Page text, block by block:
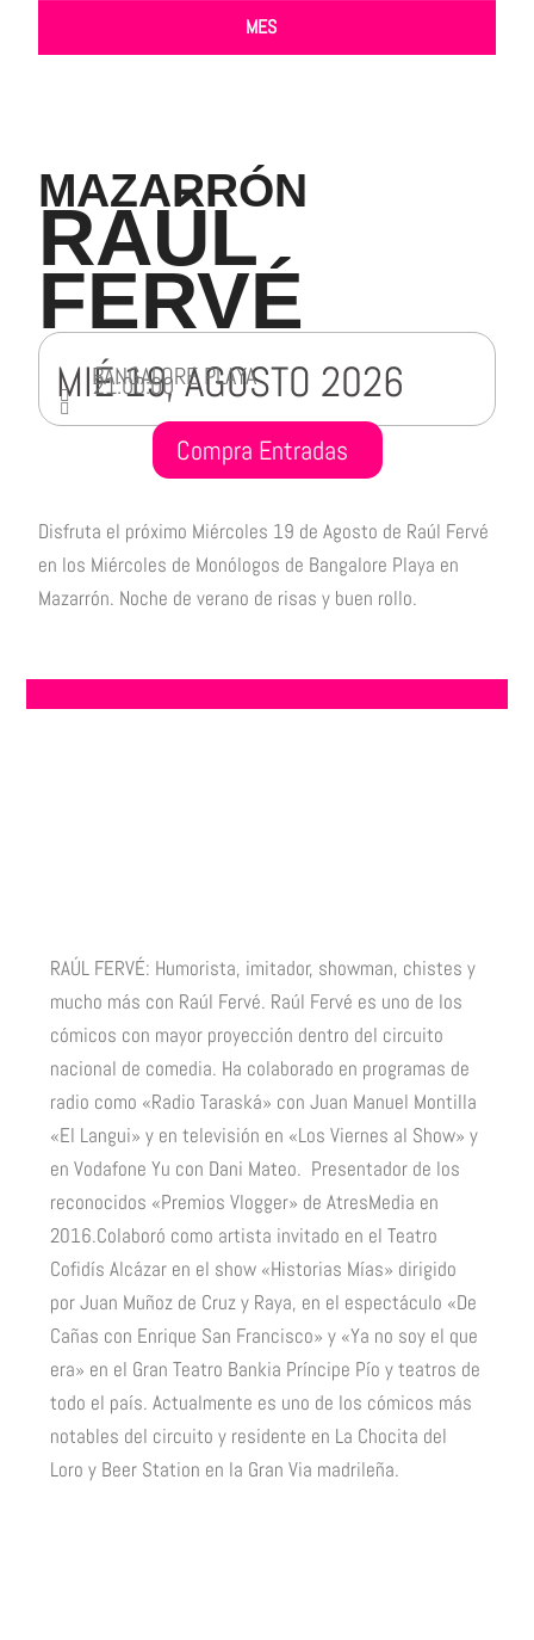
MES
MAZARRÓN
RAÚL
FERVÉ
MIÉ 19, AGOSTO 2026
21:00:00
BANGALORE PLAYA
Compra Entradas
Disfruta el próximo Miércoles 19 de Agosto de Raúl Fervé
en los Miércoles de Monólogos de Bangalore Playa en
Mazarrón. Noche de verano de risas y buen rollo.
RAÚL FERVÉ: Humorista, imitador, showman, chistes y
mucho más con Raúl Fervé. Raúl Fervé es uno de los
cómicos con mayor proyección dentro del circuito
nacional de comedia. Ha colaborado en programas de
radio como «Radio Taraská» con Juan Manuel Montilla
«El Langui» y en televisión en «Los Viernes al Show» y
en Vodafone Yu con Dani Mateo. Presentador de los
reconocidos «Premios Vlogger» de AtresMedia en
2016.Colaboró como artista invitado en el Teatro
Cofidís Alcázar en el show «Historias Mías» dirigido
por Juan Muñoz de Cruz y Raya, en el espectáculo «De
Cañas con Enrique San Francisco» y «Ya no soy el que
era» en el Gran Teatro Bankia Príncipe Pío y teatros de
todo el país. Actualmente es uno de los cómicos más
notables del circuito y residente en La Chocita del
Loro y Beer Station en la Gran Via madrileña.